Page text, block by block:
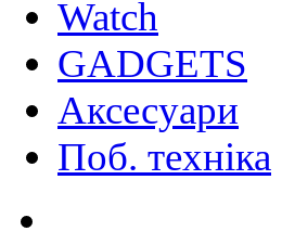
Watch
GADGETS
Аксесуари
Поб. техніка